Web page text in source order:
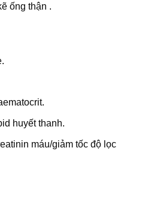
ống thận .
huyết thanh.
máu/giảm tốc độ lọc